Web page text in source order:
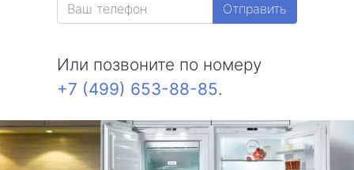
Отправить
Или позвоните по номеру
+7 (499) 653-88-85.